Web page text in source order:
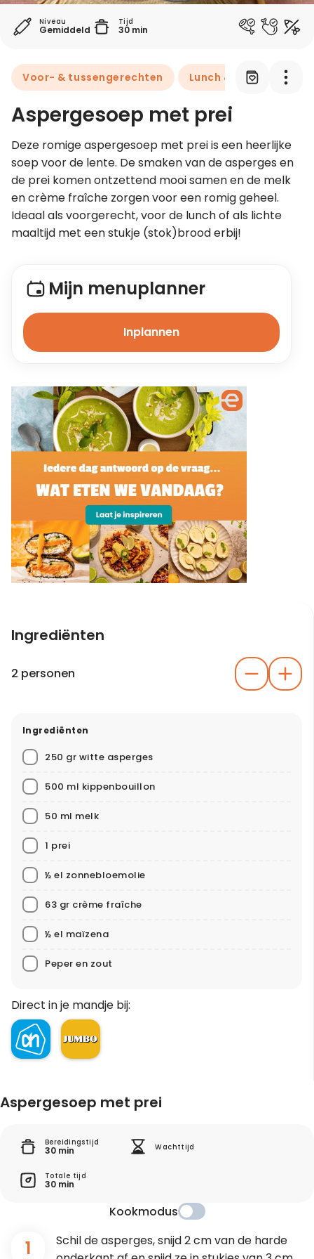
Leer koken als een chef
Kooktips & blogs
Niveau
Gemiddeld
Tijd
30 min
Voor- & tussengerechten Lunch & brunch
Aspergesoep met prei
Deze romige aspergesoep met prei is een heerlijke
soep voor de lente. De smaken van de asperges en
de prei komen ontzettend mooi samen en de melk
en crème fraîche zorgen voor een romig geheel.
Ideaal als voorgerecht, voor de lunch of als lichte
maaltijd met een stukje (stok)brood erbij!
Mijn menuplanner
Inplannen
Ingrediënten
2 personen
Ingrediënten
250 gr witte asperges
500 ml kippenbouillon
50 ml melk
1 prei
½ el zonnebloemolie
63 gr crème fraîche
½ el maïzena
Peper en zout
Direct in je mandje bij:
Aspergesoep met prei
Bereidingstijd
30 min Wachttijd
Totale tijd
30 min
Kookmodus
1
Schil de asperges, snijd 2 cm van de harde